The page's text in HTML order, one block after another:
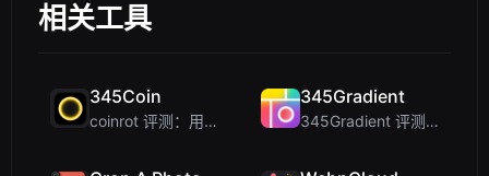
相关工具
345Coin
coinrot 评测：用于真实概率和决策的 3D 硬币翻转器
345Gradient
345Gradient 评测：为设计师打造的快速、私密 2K 渐变生成器